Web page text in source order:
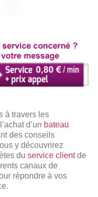
à travers les
d’un bateau
des conseils
y découvrirez
du service clientde
canaux de
répondre à vos